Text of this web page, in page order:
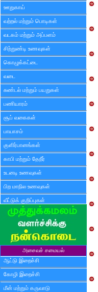
ஊறுகாய்
வற்றல் மற்றும் பொடிகள்
வடகம் மற்றும் அப்பளம்
சிற்றுண்டி உணவுகள்
கொழுக்கட்டை
வடை
சுண்டல் மற்றும் பயறுகள்
பணியாரம்
சூப் வகைகள்
பாயாசம்
குளிர்பானங்கள்
காபி மற்றும் தேநீர்
உடனடி உணவுகள்
பிற மாநில உணவுகள்
வீட்டுக் குறிப்புகள்
அசைவச் சமையல்
ஆட்டு இறைச்சி
கோழி இறைச்சி
மீன் மற்றும் கருவாடு